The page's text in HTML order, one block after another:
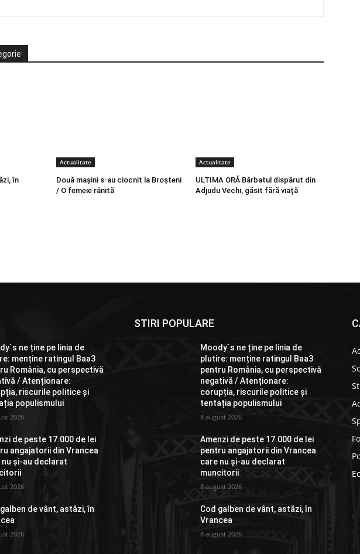
în
Actualitate
Două mașini s-au ciocnit la Broșteni
/ O femeie rănită
Actualitate
ULTIMA ORĂ Bărbatul dispărut din
Adjudu Vechi, găsit fără viață
ne ține pe linia de
menține ratingul Baa3
România, cu perspectivă
/ Atenționare:
riscurile politice și
populismului
2026
de peste 17.000 de lei
angajatorii din Vrancea
nu și-au declarat
2026
de vânt, astăzi, în
2026
STIRI POPULARE
Moody`s ne ține pe linia de
plutire: menține ratingul Baa3
pentru România, cu perspectivă
negativă / Atenționare:
corupția, riscurile politice și
tentația populismului
8 august 2026
Amenzi de peste 17.000 de lei
pentru angajatorii din Vrancea
care nu și-au declarat
muncitorii
8 august 2026
Cod galben de vânt, astăzi, în
Vrancea
8 august 2026